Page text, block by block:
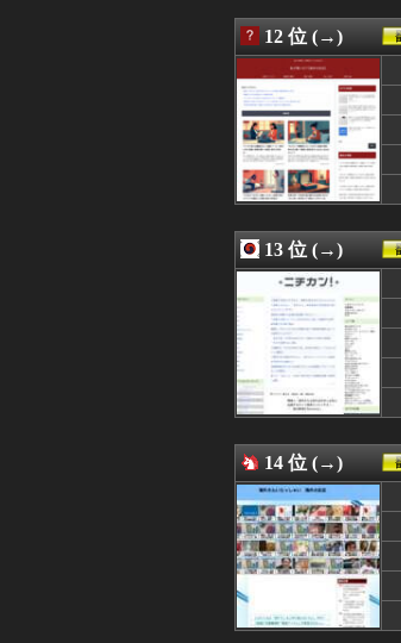
08/06 08:00
08/06 07:25
08/06 07:05
08/06 07:00
08/06 07:00
08/06 06:50
08/06 06:34
08/06 06:30
08/06 06:30
08/06 06:15
08/06 06:14
08/06 06:10
08/06 06:00
08/06 04:17
08/06 03:00
08/06 02:26
08/06 01:00
08/06 00:31
08/06 00:00
08/05 23:46
08/05 23:45
08/05 23:40
08/05 23:11
08/05 23:02
08/05 23:00
08/05 22:28
08/05 22:20
08/05 22:15
12 位 (→)
13 位 (→)
14 位 (→)